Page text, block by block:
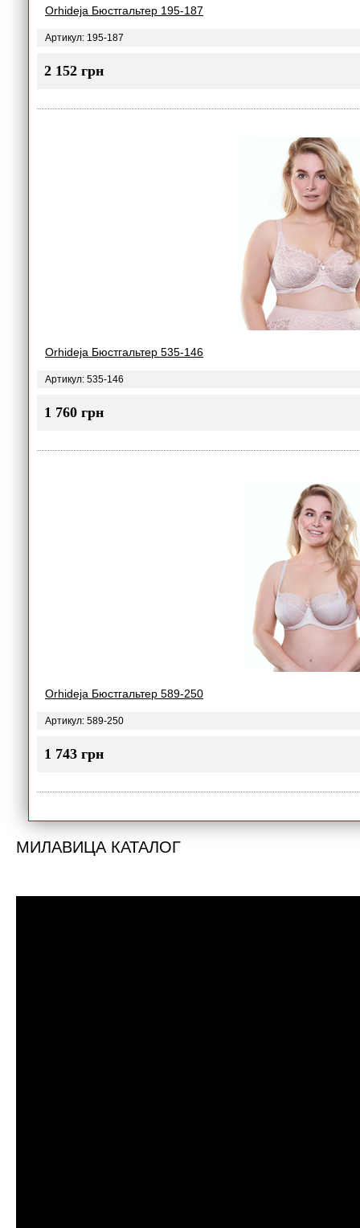
Orhideja Бюстгальтер 195-187
Артикул: 195-187
2 152 грн
Orhideja Бюстгальтер 535-146
Артикул: 535-146
1 760 грн
Orhideja Бюстгальтер 589-250
Артикул: 589-250
1 743 грн
МИЛАВИЦА КАТАЛОГ